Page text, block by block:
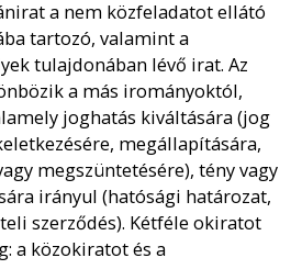
a nem közfeladatot ellátó
tartozó, valamint a
tulajdonában lévő irat. Az
a más irományoktól,
joghatás kiváltására (jog
megállapítására,
megszüntetésére), tény vagy
irányul (hatósági határozat,
szerződés). Kétféle okiratot
a közokiratot és a